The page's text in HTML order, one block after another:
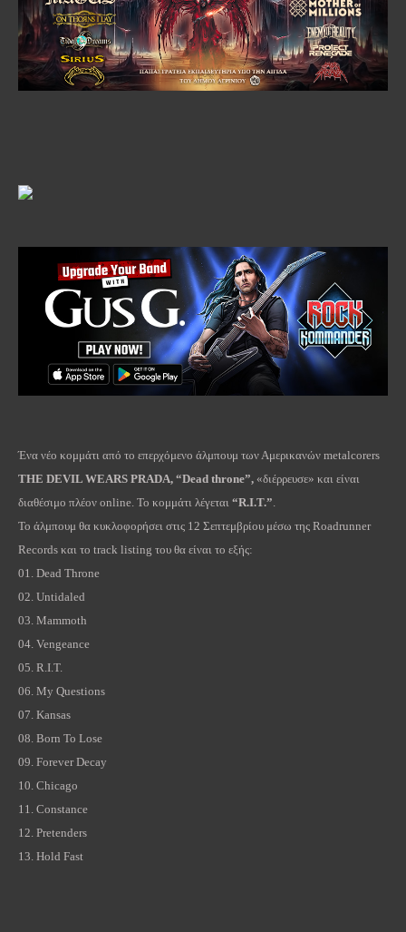
Ένα νέο κομμάτι από το επερχόμενο άλμπουμ των Αμερικανών metalcorers
THE DEVIL WEARS PRADA, “Dead throne”, «διέρρευσε» και είναι
διαθέσιμο πλέον online . Το κομμάτι λέγεται “R.I.T.”
Το άλμπουμ θα κυκλοφορήσει στις 12 Σεπτεμβρίου μέσω της Roadrunner
Records και το track listing του θα είναι το εξής:
01. Dead Throne
02. Untidaled
03. Mammoth
04. Vengeance
05. R.I.T.
06. My Questions
07. Kansas
08. Born To Lose
09. Forever Decay
10. Chicago
11. Constance
12. Pretenders
13. Hold Fast